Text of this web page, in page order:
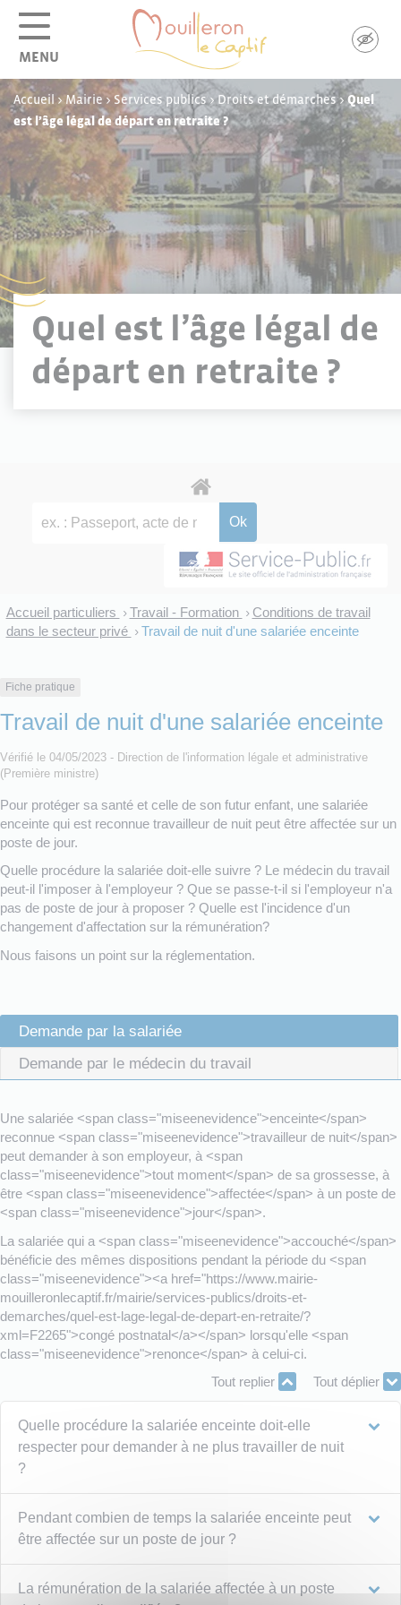
MENU
Accueil >Mairie> Services publics>Droits et démarches>Quel
est l’âge légal de départ en retraite ?
Quel est l’âge légal de
départ en retraite ?
Accueil particuliers > Travail - Formation > Conditions de travail
dans le secteur privé > Travail de nuit d'une salariée enceinte
Fiche pratique
Travail de nuit d'une salariée enceinte
Vérifié le 04/05/2023 - Direction de l'information légale et administrative
(Première ministre)
Pour protéger sa santé et celle de son futur enfant, une salariée
enceinte qui est reconnue travailleur de nuit peut être affectée sur un
poste de jour.
Quelle procédure la salariée doit-elle suivre ? Le médecin du travail
peut-il l'imposer à l'employeur ? Que se passe-t-il si l'employeur n'a
pas de poste de jour à proposer ? Quelle est l'incidence d'un
changement d'affectation sur la rémunération?
Nous faisons un point sur la réglementation.
Demande par la salariée
Demande par le médecin du travail
Une salariée <span class="miseenevidence">enceinte</span>
reconnue <span class="miseenevidence">travailleur de nuit</span>
peut demander à son employeur, à <span
class="miseenevidence">tout moment</span> de sa grossesse, à
être <span class="miseenevidence">affectée</span> à un poste de
<span class="miseenevidence">jour</span>.
La salariée qui a <span class="miseenevidence">accouché</span>
bénéficie des mêmes dispositions pendant la période du <span
class="miseenevidence"><a href="https://www.mairie-
mouilleronlecaptif.fr/mairie/services-publics/droits-et-
demarches/quel-est-lage-legal-de-depart-en-retraite/?
xml=F2265">congé postnatal</a></span> lorsqu'elle <span
class="miseenevidence">renonce</span> à celui-ci.
Tout replier
Tout déplier
Quelle procédure la salariée enceinte doit-elle
respecter pour demander à ne plus travailler de nuit
?
Pendant combien de temps la salariée enceinte peut
être affectée sur un poste de jour ?
La rémunération de la salariée affectée à un poste
Panneau de gestion des cookies